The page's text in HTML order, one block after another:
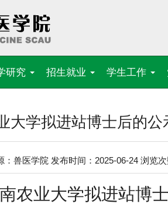
研究 招生就业 学生工作
大学拟进站博士后的公
：兽医学院 发布时间：2025-06-24 浏览次
农业大学拟进站博